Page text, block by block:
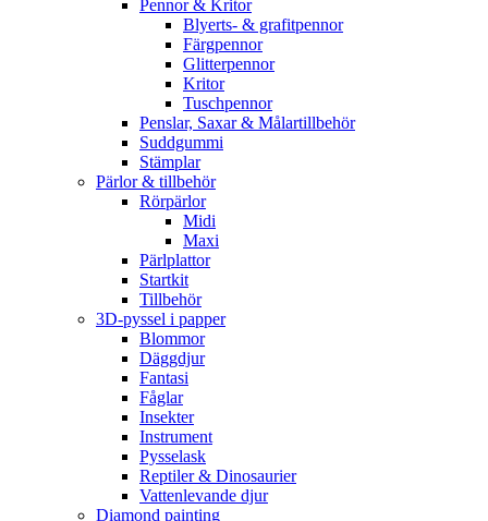
Pennor & Kritor
Blyerts- & grafitpennor
Färgpennor
Glitterpennor
Kritor
Tuschpennor
Penslar, Saxar & Målartillbehör
Suddgummi
Stämplar
Pärlor & tillbehör
Rörpärlor
Midi
Maxi
Pärlplattor
Startkit
Tillbehör
3D-pyssel i papper
Blommor
Däggdjur
Fantasi
Fåglar
Insekter
Instrument
Pysselask
Reptiler & Dinosaurier
Vattenlevande djur
Diamond painting